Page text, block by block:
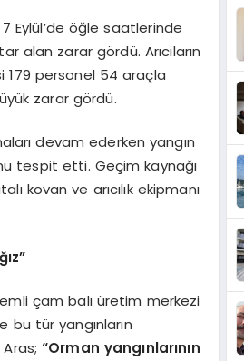
Eylül’de öğle saatlerinde
alan zarar gördü. Arıcıların
179 personel 54 araçla
zarar gördü.
devam ederken yangın
tespit etti. Geçim kaynağı
kovan ve arıcılık ekipmanı
çam balı üretim merkezi
bu tür yangınların
“Orman yangınlarının